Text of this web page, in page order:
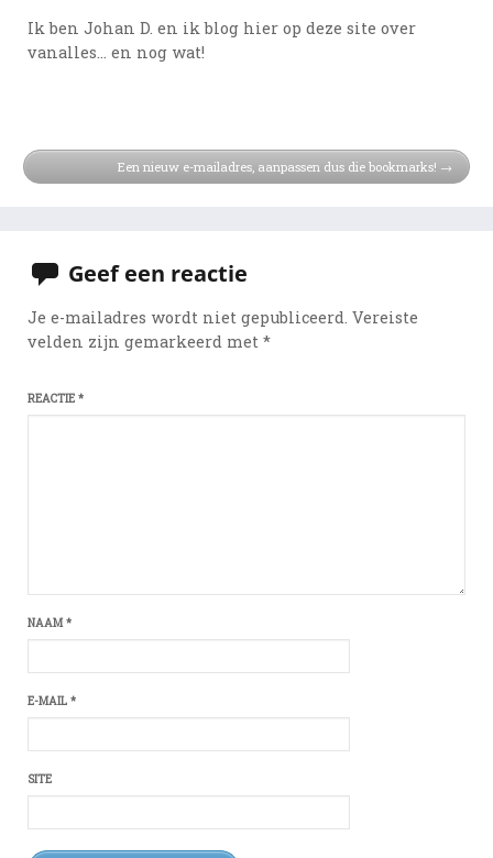
Ik ben Johan D. en ik blog hier op deze site over
vanalles... en nog wat!
Een nieuw e-mailadres, aanpassen dus die bookmarks!
Geef een reactie
Je e-mailadres wordt niet gepubliceerd. Vereiste
velden zijn gemarkeerd met*
REACTIE*
NAAM*
E-MAIL*
SITE